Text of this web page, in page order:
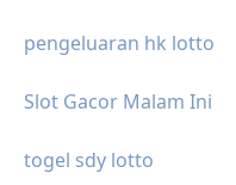
pengeluaran hk lotto
Slot Gacor Malam Ini
togel sdy lotto